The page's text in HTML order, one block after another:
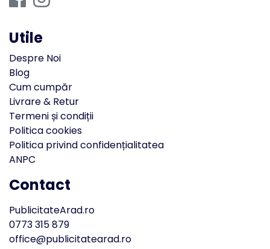
Utile
Despre Noi
Blog
Cum cumpăr
Livrare & Retur
Termeni și condiții
Politica cookies
Politica privind confidențialitatea
ANPC
Contact
PublicitateArad.ro
0773 315 879
office@publicitatearad.ro